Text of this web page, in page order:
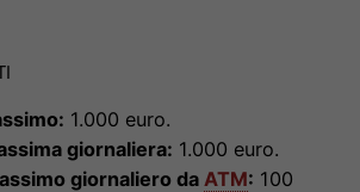
1.000 euro.
giornaliera: 1.000 euro.
giornaliero da ATM: 100